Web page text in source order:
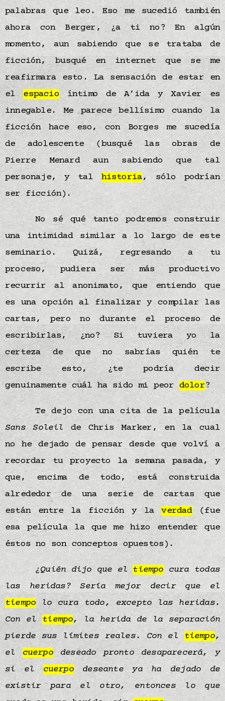
palabras que leo. Eso me sucedió también
ahora con Berger, ¿a ti no? En algún
momento, aun sabiendo que se trataba de
ficción, busqué en internet que se me
reafirmara esto. La sensación de estar en
elespacio íntimo de A’ida y Xavier es
innegable. Me parece bellísimo cuando la
ficción hace eso, con Borges me sucedía
de adolescente (busqué las obras de
Pierre Menard aun sabiendo que tal
personaje, y talhistoria, sólo podrían
ser ficción).
No sé qué tanto podremos construir
una intimidad similar a lo largo de este
seminario. Quizá, regresando a tu
proceso, pudiera ser más productivo
recurrir al anonimato, que entiendo que
es una opción al finalizar y compilar las
cartas, pero no durante el proceso de
escribirlas, ¿no? Si tuviera yo la
certeza de que no sabrías quién te
escribe esto, ¿te podría decir
genuinamente cuál ha sido mi peor dolor?
Te dejo con una cita de la película
Sans Soleil de Chris Marker, en la cual
no he dejado de pensar desde que volví a
recordar tu proyecto la semana pasada, y
que, encima de todo, está construida
alrededor de una serie de cartas que
están entre la ficción y laverdad(fue
esa película la que me hizo entender que
éstos no son conceptos opuestos).
¿Quién dijo que eltiempocura todas
las heridas? Sería mejor decir que el
tiempo lo cura todo, excepto las heridas.
Con el tiempo, la herida de la separación
pierde sus límites reales. Con eltiempo,
elcuerpodeseado pronto desaparecerá, y
si elcuerpodeseante ya ha dejado de
existir para el otro, entonces lo que